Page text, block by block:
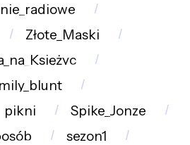
Złote_Maski
pikni
Spike_Jonze
sezon1